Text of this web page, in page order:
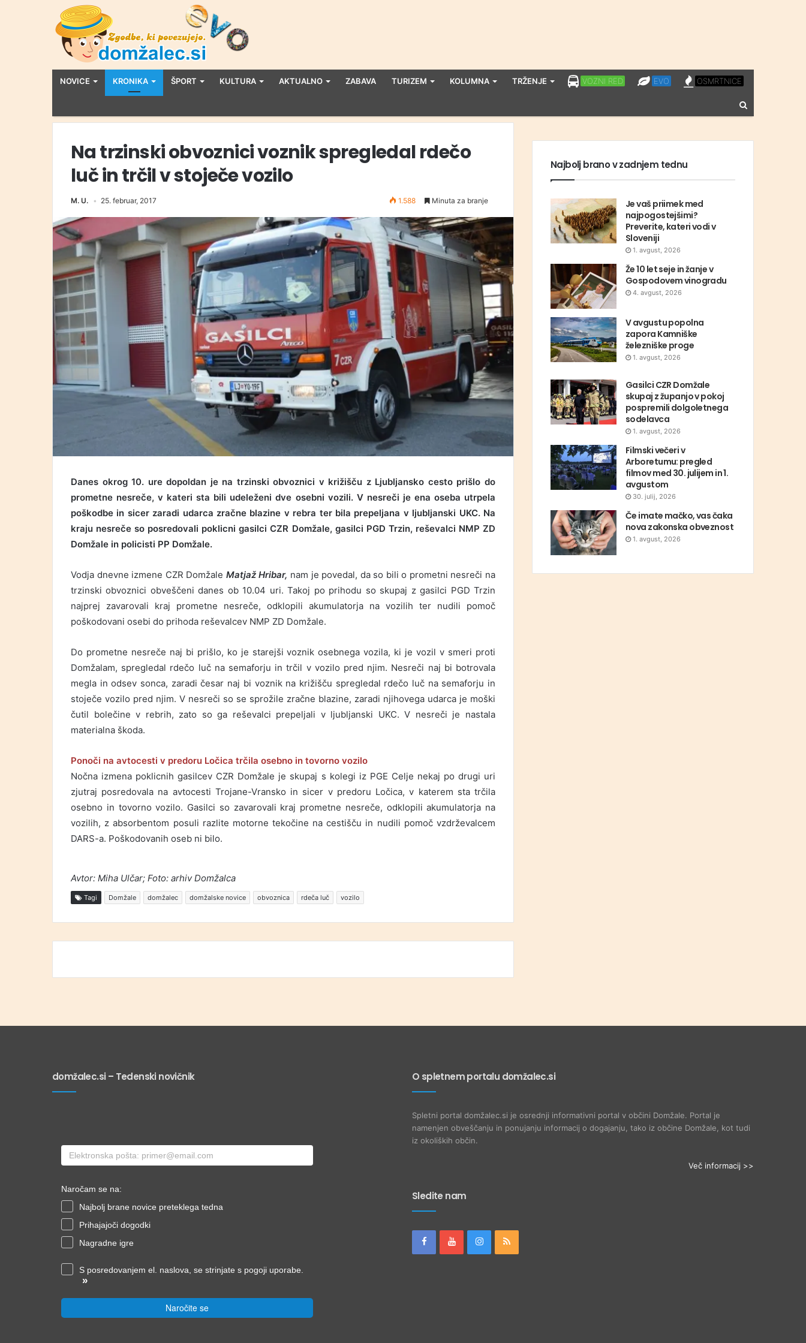
NOVICE KRONIKA ŠPORT KULTURA AKTUALNO ZABAVA TURIZEM KOLUMNA TRŽENJE LPP
VOZNI RED EVO
EVO OSMRTNICE
OSMRTNICE
Na trzinski obvoznici voznik spregledal rdečo
luč in trčil v stoječe vozilo
M. U. 25. februar, 2017 1.588 Minuta za branje
Danes okrog 10. ure dopoldan je na trzinski obvoznici v križišču z Ljubljansko cesto prišlo do
prometne nesreče, v kateri sta bili udeleženi dve osebni vozili. V nesreči je ena oseba utrpela
poškodbe in sicer zaradi udarca zračne blazine v rebra ter bila prepeljana v ljubljanski UKC. Na
kraju nesreče so posredovali poklicni gasilci CZR Domžale, gasilci PGD Trzin, reševalci NMP ZD
Domžale in policisti PP Domžale.
Vodja dnevne izmene CZR Domžale Matjaž Hribar, nam je povedal, da so bili o prometni nesreči na
trzinski obvoznici obveščeni danes ob 10.04 uri. Takoj po prihodu so skupaj z gasilci PGD Trzin
najprej zavarovali kraj prometne nesreče, odklopili akumulatorja na vozilih ter nudili pomoč
poškodovani osebi do prihoda reševalcev NMP ZD Domžale.
Do prometne nesreče naj bi prišlo, ko je starejši voznik osebnega vozila, ki je vozil v smeri proti
Domžalam, spregledal rdečo luč na semaforju in trčil v vozilo pred njim. Nesreči naj bi botrovala
megla in odsev sonca, zaradi česar naj bi voznik na križišču spregledal rdečo luč na semaforju in
stoječe vozilo pred njim. V nesreči so se sprožile zračne blazine, zaradi njihovega udarca je moški
čutil bolečine v rebrih, zato so ga reševalci prepeljali v ljubljanski UKC. V nesreči je nastala
materialna škoda.
Ponoči na avtocesti v predoru Ločica trčila osebno in tovorno vozilo
Nočna izmena poklicnih gasilcev CZR Domžale je skupaj s kolegi iz PGE Celje nekaj po drugi uri
zjutraj posredovala na avtocesti Trojane-Vransko in sicer v predoru Ločica, v katerem sta trčila
osebno in tovorno vozilo. Gasilci so zavarovali kraj prometne nesreče, odklopili akumulatorja na
vozilih, z absorbentom posuli razlite motorne tekočine na cestišču in nudili pomoč vzdrževalcem
DARS-a. Poškodovanih oseb ni bilo.
Avtor: Miha Ulčar; Foto: arhiv Domžalca
Tagi Domžale domžalec domžalske novice obvoznica rdeča luč vozilo
Najbolj brano v zadnjem tednu
Je vaš priimek med
najpogostejšimi?
Preverite, kateri vodi v
Sloveniji
1. avgust, 2026
Že 10 let seje in žanje v
Gospodovem vinogradu
4. avgust, 2026
V avgustu popolna
zapora Kamniške
železniške proge
1. avgust, 2026
Gasilci CZR Domžale
skupaj z županjo v pokoj
pospremili dolgoletnega
sodelavca
1. avgust, 2026
Filmski večeri v
Arboretumu: pregled
filmov med 30. julijem in 1.
avgustom
30. julij, 2026
Če imate mačko, vas čaka
nova zakonska obveznost
1. avgust, 2026
domžalec.si – Tedenski novičnik
Naročam se na:
Najbolj brane novice preteklega tedna
Prihajajoči dogodki
Nagradne igre
S posredovanjem el. naslova, se strinjate s pogoji uporabe.
»
Naročite se
O spletnem portalu domžalec.si
Spletni portal domžalec.si je osrednji informativni portal v občini Domžale. Portal je
namenjen obveščanju in ponujanju informacij o dogajanju, tako iz občine Domžale, kot tudi
iz okoliških občin.
Več informacij >>
Sledite nam